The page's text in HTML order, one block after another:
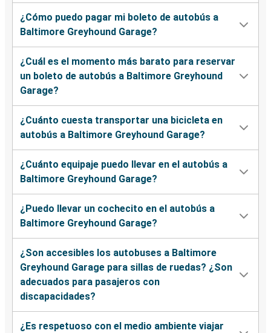
¿Cómo puedo pagar mi boleto de autobús a
Baltimore Greyhound Garage?
¿Cuál es el momento más barato para reservar
un boleto de autobús a Baltimore Greyhound
Garage?
¿Cuánto cuesta transportar una bicicleta en
autobús a Baltimore Greyhound Garage?
¿Cuánto equipaje puedo llevar en el autobús a
Baltimore Greyhound Garage?
¿Puedo llevar un cochecito en el autobús a
Baltimore Greyhound Garage?
¿Son accesibles los autobuses a Baltimore
Greyhound Garage para sillas de ruedas? ¿Son
adecuados para pasajeros con
discapacidades?
¿Es respetuoso con el medio ambiente viajar